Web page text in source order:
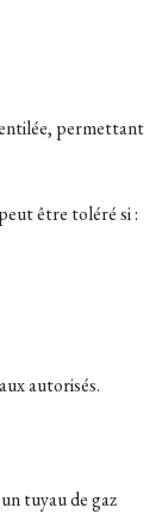
permettant
être toléré si :
autorisés.
tuyau de gaz